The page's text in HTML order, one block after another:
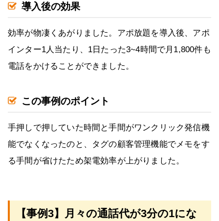
導入後の効果
効率が物凄くあがりました。アポ放題を導入後、アポ
インター1人当たり、1日たった3~4時間で月1,800件も
電話をかけることができました。
この事例のポイント
手押しで押していた時間と手間がワンクリック発信機
能でなくなったのと、タグの顧客管理機能でメモをす
る手間が省けたため架電効率が上がりました。
【事例3】月々の通話代が3分の1にな